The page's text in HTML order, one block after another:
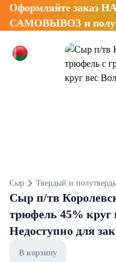
Оформляйте заказ
САМОВЫВОЗ и
Сыр Твердый и
Сыр п/тв
трюфель 45% круг
Недоступно для
В корзину